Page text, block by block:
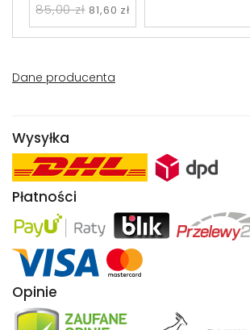
85,00 zł 81,60 zł
Dane producenta
Wysyłka
Płatności
Opinie